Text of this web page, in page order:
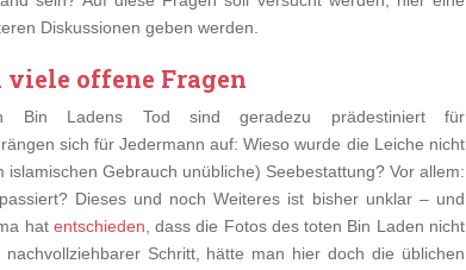
Diskussionen geben werden.
viele offene Fragen
Bin Ladens Tod sind geradezu prädestiniert für
sich für Jedermann auf: Wieso wurde die Leiche nicht
Gebrauch unübliche) Seebestattung? Vor allem:
Dieses und noch Weiteres ist bisher unklar – und
hat entschieden , dass die Fotos des toten Bin Laden nicht
Schritt, hätte man hier doch die üblichen